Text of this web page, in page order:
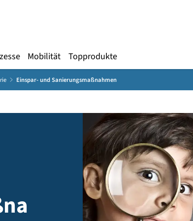
Prozesse Mobilität Topprodukte
Hotellerie Einspar- und Sanierungsmaßnahmen